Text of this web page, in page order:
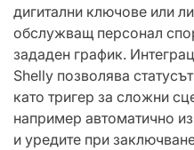
дигитални ключове или
обслужващ персонал
зададен график.
Shelly позволява
като тригер за сложни
например автоматично
и уредите при